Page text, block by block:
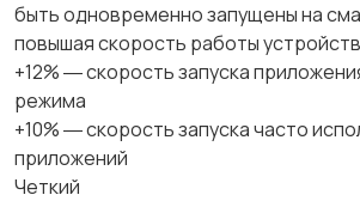
быть одновременно запущены на
повышая скорость работы
+12% ― скорость запуска
режима
+10% ― скорость запуска часто
приложений
Четкий